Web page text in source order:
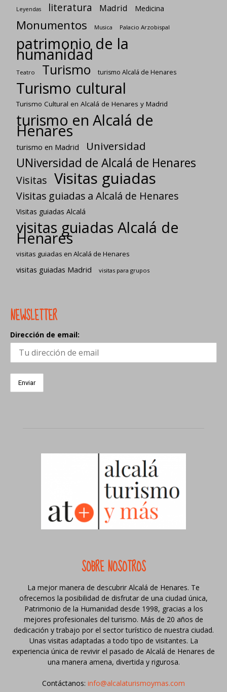
Leyendas literatura Madrid Medicina
Monumentos Musica Palacio Arzobispal
patrimonio de la
humanidad
Teatro Turismo turismo Alcalá de Henares
Turismo cultural
Turismo Cultural en Alcalá de Henares y Madrid
turismo en Alcalá de
Henares
turismo en Madrid Universidad
UNiversidad de Alcalá de Henares
Visitas Visitas guiadas
Visitas guiadas a Alcalá de Henares
Visitas guiadas Alcalá
visitas guiadas Alcalá de
Henares
visitas guiadas en Alcalá de Henares
visitas guiadas Madrid visitas para grupos
NEWSLETTER
Dirección de email:
SOBRE NOSOTROS
La mejor manera de descubrir Alcalá de Henares. Te
ofrecemos la posibilidad de disfrutar de una ciudad única,
Patrimonio de la Humanidad desde 1998, gracias a los
mejores profesionales del turismo. Más de 20 años de
dedicación y trabajo por el sector turístico de nuestra ciudad.
Unas visitas adaptadas a todo tipo de visitantes. La
experiencia única de revivir el pasado de Alcalá de Henares de
una manera amena, divertida y rigurosa.
Contáctanos: info@alcalaturismoymas.com